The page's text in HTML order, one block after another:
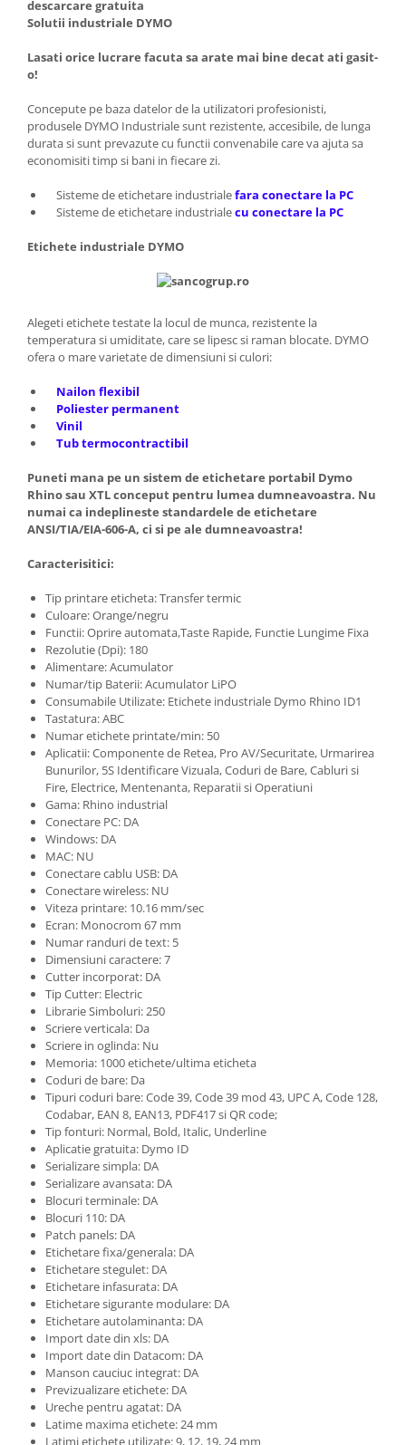
descarcare gratuita
Solutii industriale DYMO
Lasati orice lucrare facuta sa arate mai bine decat ati gasit-
o!
Concepute pe baza datelor de la utilizatori profesionisti,
produsele DYMO Industriale sunt rezistente, accesibile, de lunga
durata si sunt prevazute cu functii convenabile care va ajuta sa
economisiti timp si bani in fiecare zi.
Sisteme de etichetare industrialefara conectare la PC
Sisteme de etichetare industrialecu conectare la PC
Etichete industriale DYMO
Alegeti etichete testate la locul de munca, rezistente la
temperatura si umiditate, care se lipesc si raman blocate. DYMO
ofera o mare varietate de dimensiuni si culori:
Nailon flexibil
Poliester permanent
Vinil
Tub termocontractibil
Puneti mana pe un sistem de etichetare portabil Dymo
Rhino sau XTL conceput pentru lumea dumneavoastra. Nu
numai ca indeplineste standardele de etichetare
ANSI/TIA/EIA-606-A, ci si pe ale dumneavoastra!
Caracterisitici:
Tip printare eticheta: Transfer termic
Culoare: Orange/negru
Functii: Oprire automata,Taste Rapide, Functie Lungime Fixa
Rezolutie (Dpi): 180
Alimentare: Acumulator
Numar/tip Baterii: Acumulator LiPO
Consumabile Utilizate: Etichete industriale Dymo Rhino ID1
Tastatura: ABC
Numar etichete printate/min: 50
Aplicatii: Componente de Retea, Pro AV/Securitate, Urmarirea
Bunurilor, 5S Identificare Vizuala, Coduri de Bare, Cabluri si
Fire, Electrice, Mentenanta, Reparatii si Operatiuni
Gama: Rhino industrial
Conectare PC: DA
Windows: DA
MAC: NU
Conectare cablu USB: DA
Conectare wireless: NU
Viteza printare: 10.16 mm/sec
Ecran: Monocrom 67 mm
Numar randuri de text: 5
Dimensiuni caractere: 7
Cutter incorporat: DA
Tip Cutter: Electric
Librarie Simboluri: 250
Scriere verticala: Da
Scriere in oglinda: Nu
Memoria: 1000 etichete/ultima eticheta
Coduri de bare: Da
Tipuri coduri bare: Code 39, Code 39 mod 43, UPC A, Code 128,
Codabar, EAN 8, EAN13, PDF417 si QR code;
Tip fonturi: Normal, Bold, Italic, Underline
Aplicatie gratuita: Dymo ID
Serializare simpla: DA
Serializare avansata: DA
Blocuri terminale: DA
Blocuri 110: DA
Patch panels: DA
Etichetare fixa/generala: DA
Etichetare stegulet: DA
Etichetare infasurata: DA
Etichetare sigurante modulare: DA
Etichetare autolaminanta: DA
Import date din xls: DA
Import date din Datacom: DA
Manson cauciuc integrat: DA
Previzualizare etichete: DA
Ureche pentru agatat: DA
Latime maxima etichete: 24 mm
Latimi etichete utilizate: 9, 12, 19, 24 mm